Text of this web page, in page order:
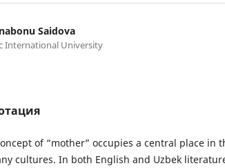
Saidova
International University
of “mother” occupies a central place in
cultures. In both English and Uzbek